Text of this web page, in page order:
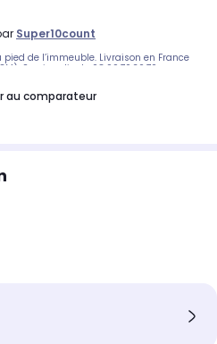
Super10count
pied de l’immeuble. Livraison en France
Service client : 08.99.70.30.70
au comparateur